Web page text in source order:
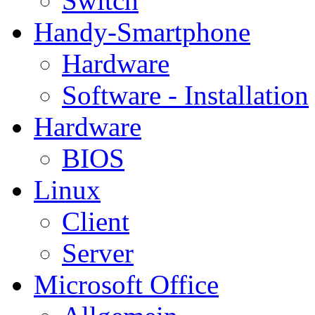
Handy-Smartphone
Hardware
Software - Installation
Hardware
BIOS
Linux
Client
Server
Microsoft Office